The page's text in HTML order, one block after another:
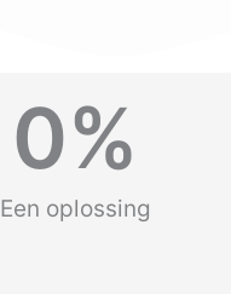
Een oplossing
0%